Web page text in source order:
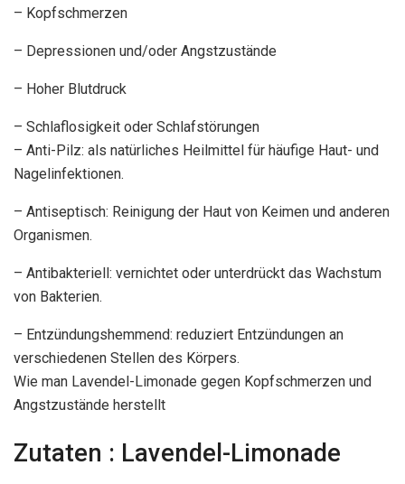
– Kopfschmerzen
– Depressionen und/oder Angstzustände
– Hoher Blutdruck
– Schlaflosigkeit oder Schlafstörungen
– Anti-Pilz: als natürliches Heilmittel für häufige Haut- und
Nagelinfektionen.
– Antiseptisch: Reinigung der Haut von Keimen und anderen
Organismen.
– Antibakteriell: vernichtet oder unterdrückt das Wachstum
von Bakterien.
– Entzündungshemmend: reduziert Entzündungen an
verschiedenen Stellen des Körpers.
Wie man Lavendel-Limonade gegen Kopfschmerzen und
Angstzustände herstellt
Zutaten : Lavendel-Limonade